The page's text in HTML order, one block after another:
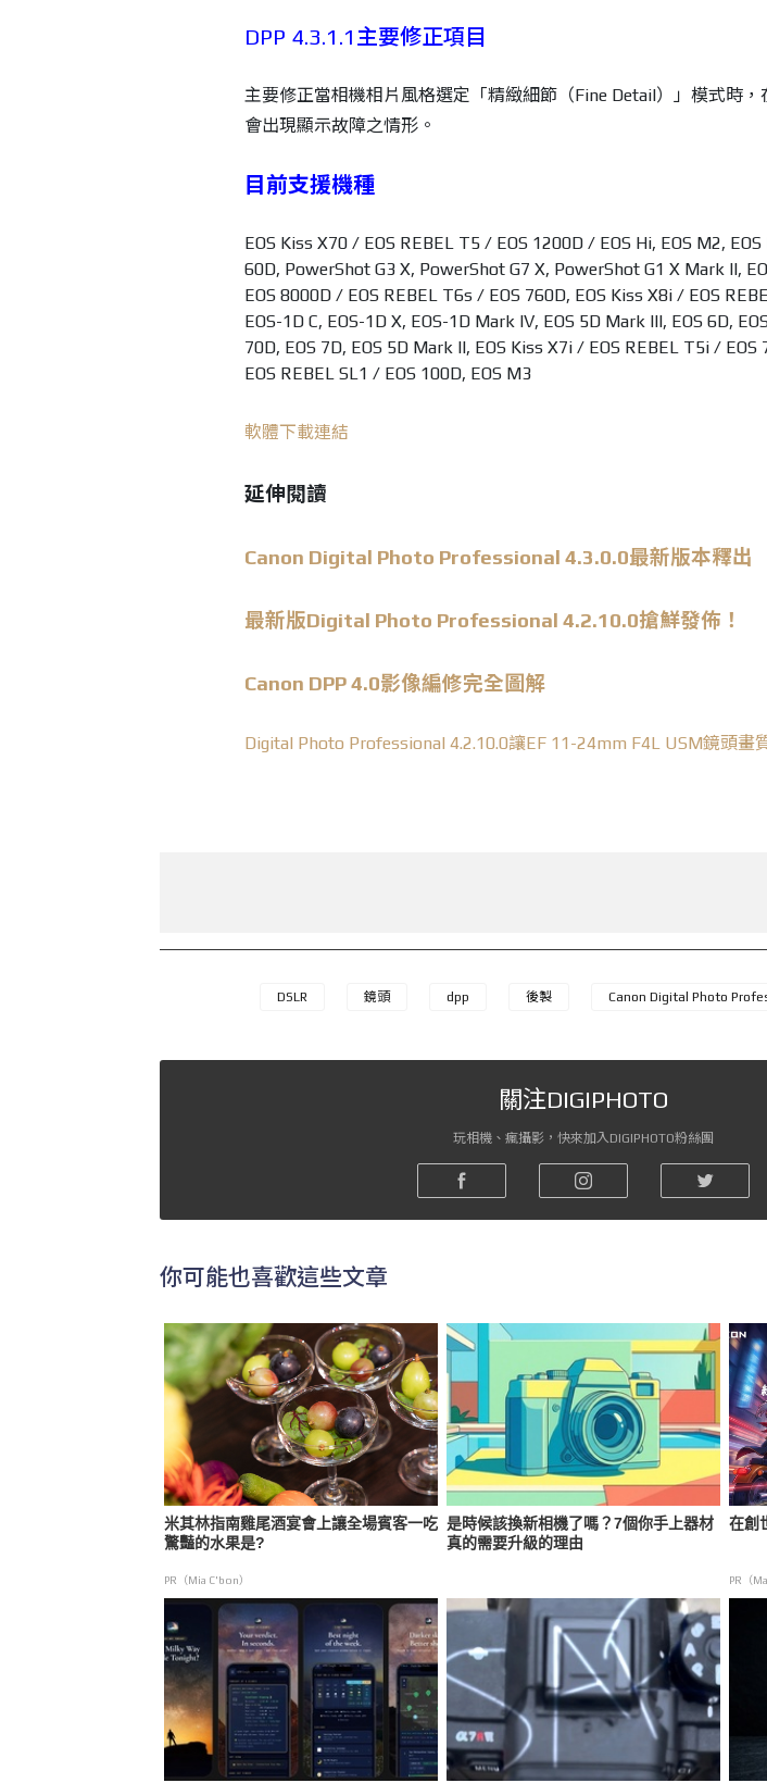
DPP 4.3.1.1主要修正項目
主要修正當相機相片風格選定「精緻細節（Fine Detail）」模式時，
會出現顯示故障之情形。
目前支援機種
EOS Kiss X70 / EOS REBEL T5 / EOS 1200D / EOS Hi, EOS M2, EOS
60D, PowerShot G3 X, PowerShot G7 X, PowerShot G1 X Mark II,
EOS 8000D / EOS REBEL T6s / EOS 760D, EOS Kiss X8i / EOS
EOS-1D C, EOS-1D X, EOS-1D Mark IV, EOS 5D Mark III, EOS 6D,
70D, EOS 7D, EOS 5D Mark II, EOS Kiss X7i / EOS REBEL T5i / EOS
EOS REBEL SL1 / EOS 100D, EOS M3
軟體下載連結
延伸閱讀
Canon Digital Photo Professional 4.3.0.0最新版本釋出
最新版Digital Photo Professional 4.2.10.0搶鮮發佈！
Canon DPP 4.0影像編修完全圖解
Digital Photo Professional 4.2.10.0讓EF 11-24mm F4L USM鏡頭畫
DSLR 鏡頭 dpp 後製 Canon Digital Photo
關注DIGIPHOTO
玩相機、瘋攝影，快來加入DIGIPHOTO粉絲團
你可能也喜歡這些文章
米其林指南雞尾酒宴會上讓全場賓客一吃
驚豔的水果是?
PR（Mia C'bon）
是時候該換新相機了嗎？7個你手上器材
真的需要升級的理由
在創
PR（